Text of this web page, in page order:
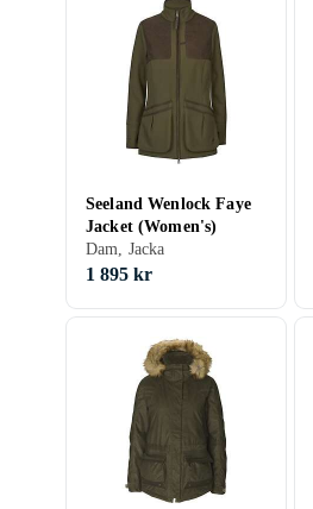
Seeland Wenlock Faye
Jacket (Women's)
Dam, Jacka
1 895 kr